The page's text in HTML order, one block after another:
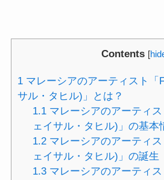
Contents [
1マレーシアのアーティスト「
サル・タヒル)」とは？
1.1 マレーシアのアーティ
ェイサル・タヒル)」の基本
1.2 マレーシアのアーティ
ェイサル・タヒル)」の誕生
1.3 マレーシアのアーティ